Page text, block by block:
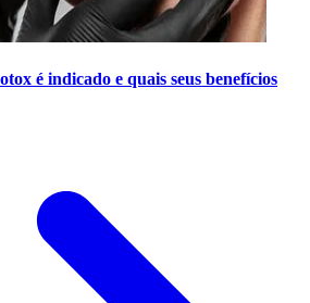
é indicado e quais seus benefícios